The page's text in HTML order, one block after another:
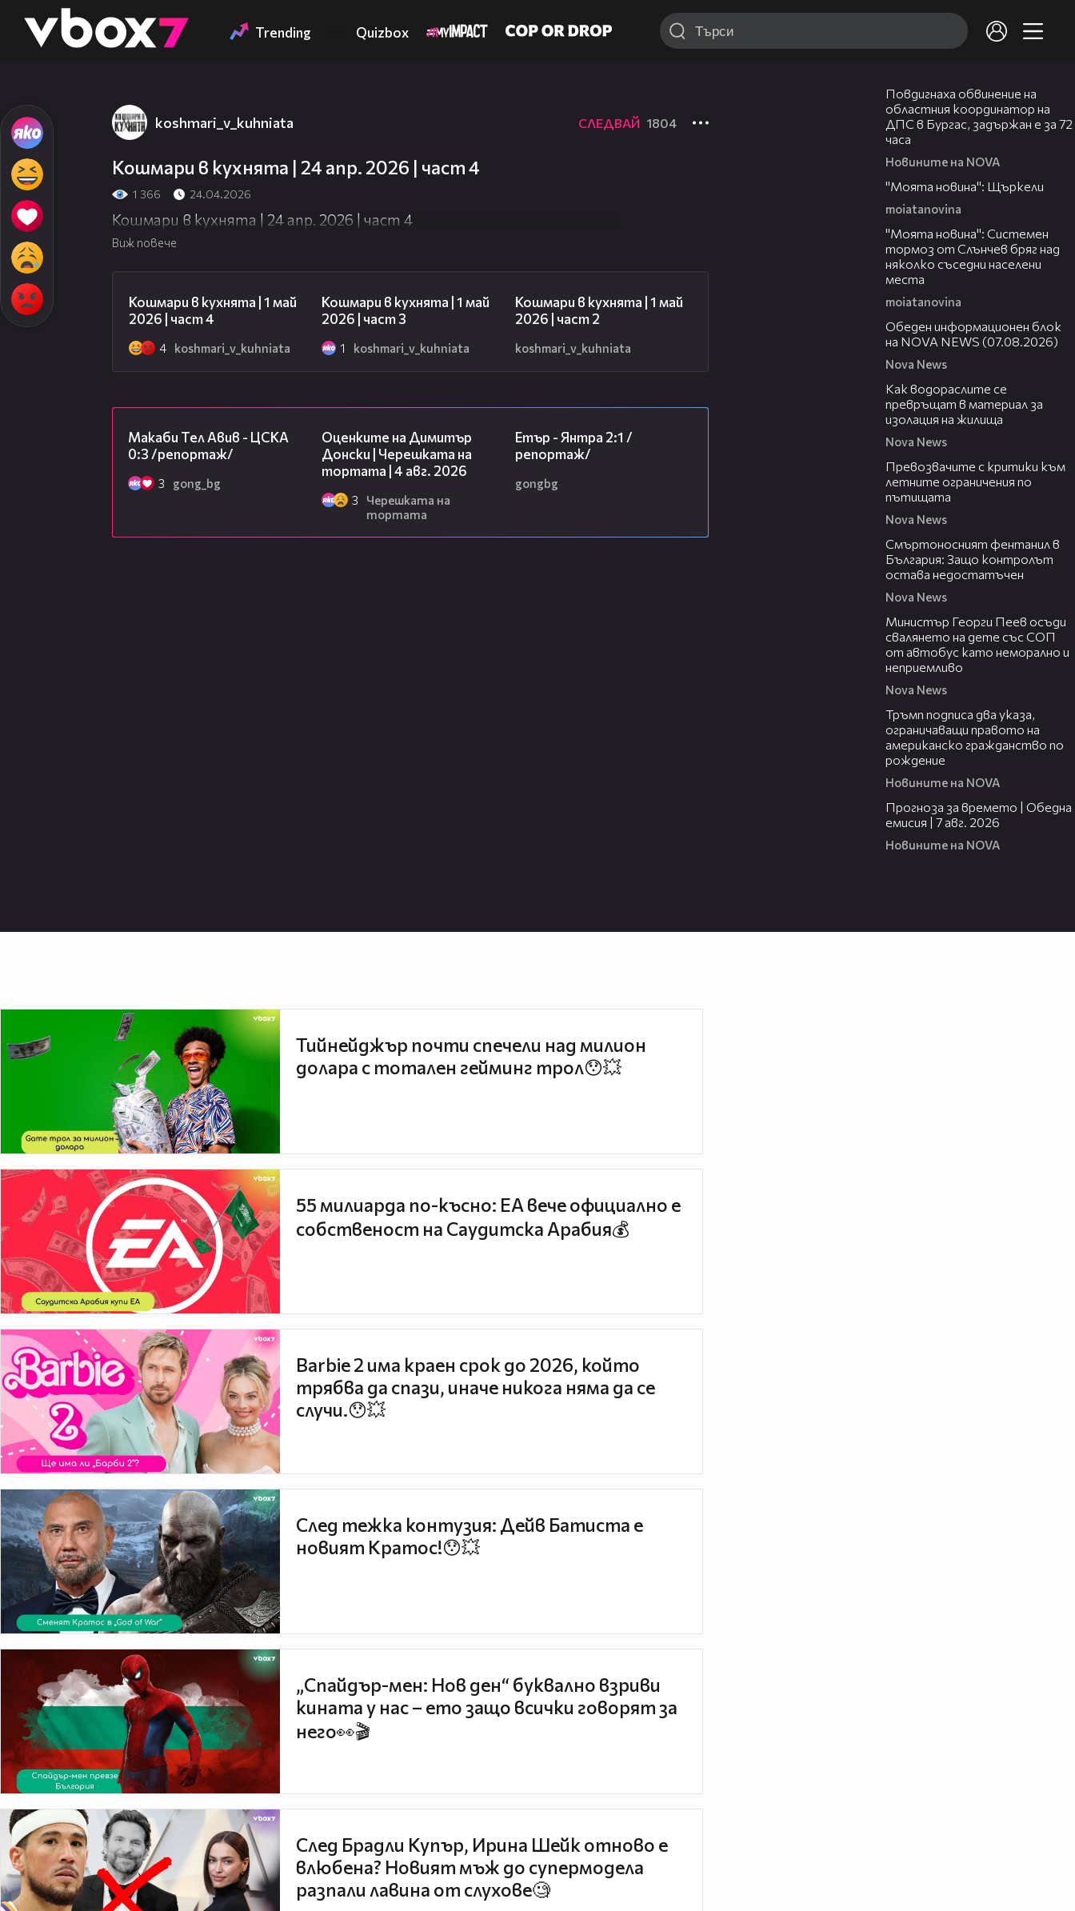
👾 Trending Quizbox
koshmari_v_kuhniata СЛЕДВАЙ 1804
Кошмари в кухнята | 24 апр. 2026 | част 4
1 366 24.04.2026
Кошмари в кухнята | 24 апр. 2026 | част 4
Виж повече
Кошмари в кухнята | 1 май
2026 | част 4
4 koshmari_v_kuhniata
Кошмари в кухнята | 1 май
2026 | част 3
1 koshmari_v_kuhniata
Кошмари в кухнята | 1 май
2026 | част 2
koshmari_v_kuhniata
Макаби Тел Авив - ЦСКА
0:3 /репортаж/
3 gong_bg
Оценките на Димитър
Донски | Черешката на
тортата | 4 авг. 2026
3
Черешката на
тортата
Етър - Янтра 2:1 /
репортаж/
gongbg
Повдигнаха обвинение на
областния координатор на
ДПС в Бургас, задържан е за 72
часа
Новините на NOVA
"Моята новина": Щъркели
moiatanovina
"Моята новина": Системен
тормоз от Слънчев бряг над
няколко съседни населени
места
moiatanovina
Обеден информационен блок
на NOVA NEWS (07.08.2026)
Nova News
Как водораслите се
превръщат в материал за
изолация на жилища
Nova News
Превозвачите с критики към
летните ограничения по
пътищата
Nova News
Смъртоносният фентанил в
България: Защо контролът
остава недостатъчен
Nova News
Министър Георги Пеев осъди
свалянето на дете със СОП
от автобус като неморално и
неприемливо
Nova News
Тръмп подписа два указа,
ограничаващи правото на
американско гражданство по
рождение
Новините на NOVA
Прогноза за времето | Обедна
емисия | 7 авг. 2026
Новините на NOVA
Тийнейджър почти спечели над милион
долара с тотален гейминг трол😯💥
55 милиарда по-късно: EA вече официално е
собственост на Саудитска Арабия💰
Barbie 2 има краен срок до 2026, който
трябва да спази, иначе никога няма да се
случи.😯💥
След тежка контузия: Дейв Батиста е
новият Кратос!😯💥
„Спайдър-мен: Нов ден“ буквално взриви
кината у нас – ето защо всички говорят за
него👀🎬
След Брадли Купър, Ирина Шейк отново е
влюбена? Новият мъж до супермодела
разпали лавина от слухове🧐